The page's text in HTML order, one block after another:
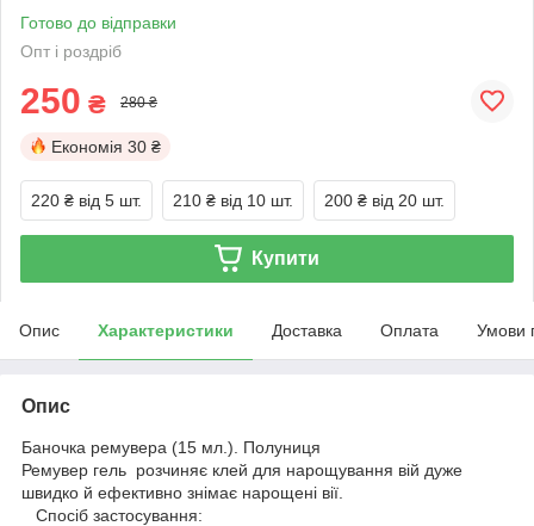
Готово до відправки
Опт і роздріб
250 ₴ 280 ₴
Економія 30 ₴
220 ₴ від 5 шт. 210 ₴ від 10 шт. 200 ₴ від 20 шт.
Купити
Опис Характеристики Доставка Оплата Умови
Опис
Баночка ремувера (15 мл.). Полуниця
Ремувер гель розчиняє клей для нарощування вій дуже
швидко й ефективно знімає нарощені вії.
Спосіб застосування: